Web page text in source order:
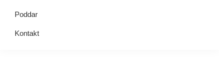
Poddar
Kontakt